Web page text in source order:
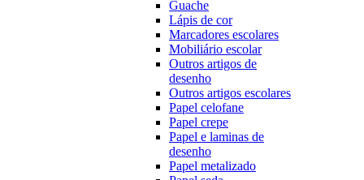
Guache
Lápis de cor
Marcadores escolares
Mobiliário escolar
Outros artigos de
desenho
Outros artigos escolares
Papel celofane
Papel crepe
Papel e laminas de
desenho
Papel metalizado